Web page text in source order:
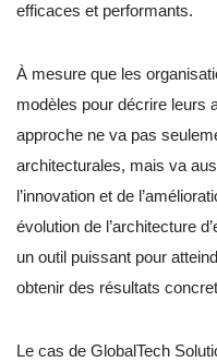
efficaces et performants.
À mesure que les
modèles pour décrire leurs
approche ne va pas
architecturales, mais va
l’innovation et de
évolution de l’architecture
un outil puissant pour
obtenir des résultats
Le cas de GlobalTech